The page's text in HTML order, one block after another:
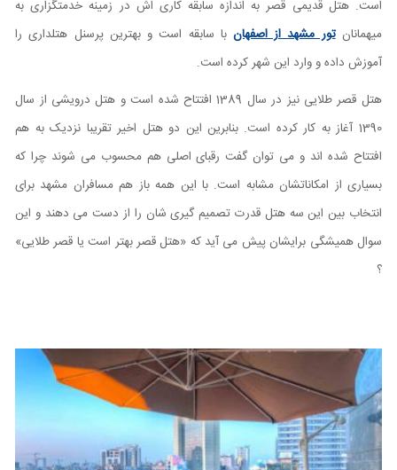
است. هتل قدیمی قصر به اندازه سابقه کاری اش در زمینه خدمتگزاری به
میهمانانتور مشهد از اصفهان با سابقه است و بهترین پرسنل هتلداری را
آموزش داده و وارد این شهر کرده است.
هتل قصر طلایی نیز در سال 1389 افتتاح شده است و هتل درویشی از سال
1390 آغاز به کار کرده است. بنابرین این دو هتل اخیر تقریبا نزدیک به هم
افتتاح شده اند و می توان گفت رقبای اصلی هم محسوب می شوند چرا که
بسیاری از امکاناتشان مشابه است. با این همه باز هم مسافران مشهد برای
انتخاب بین این سه هتل قدرت تصمیم گیری شان را از دست می دهند و این
سوال همیشگی برایشان پیش می آید که «هتل قصر بهتر است یا قصر طلایی»
؟